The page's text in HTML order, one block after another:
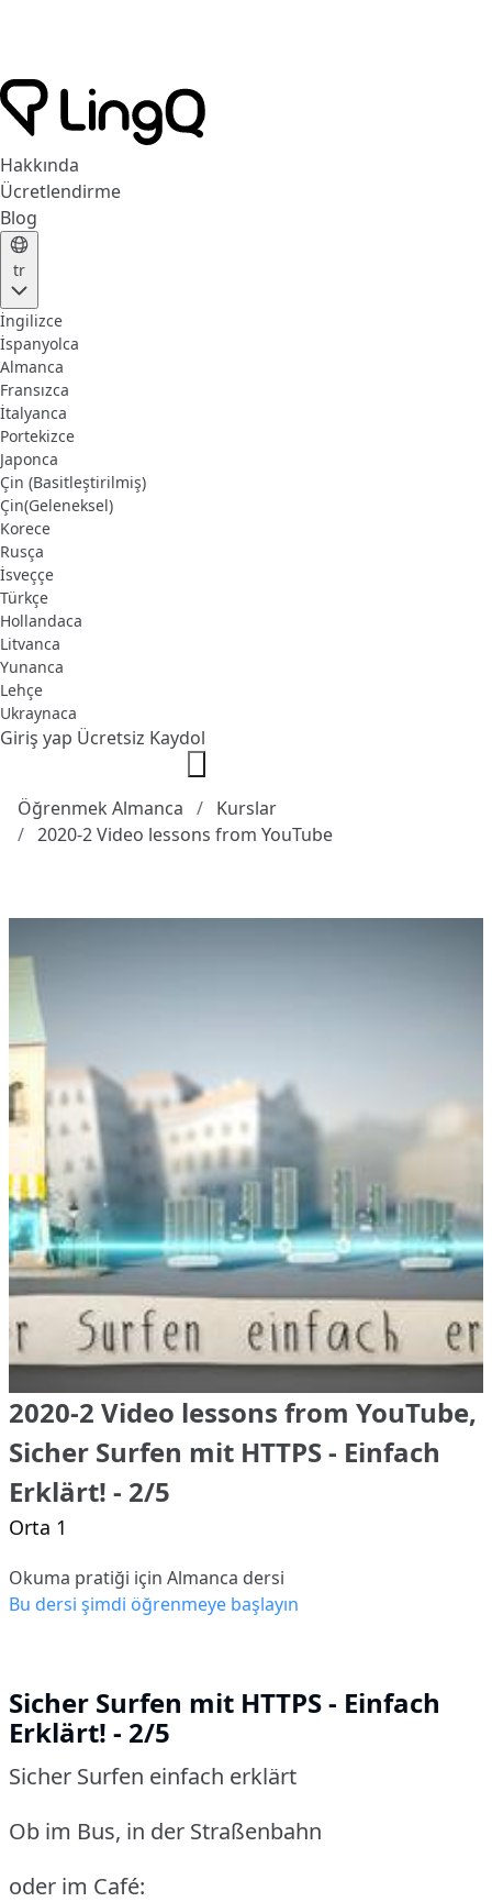
Hakkında
Ücretlendirme
Blog
tr
İngilizce
İspanyolca
Almanca
Fransızca
İtalyanca
Portekizce
Japonca
Çin (Basitleştirilmiş)
Çin(Geleneksel)
Korece
Rusça
İsveççe
Türkçe
Hollandaca
Litvanca
Yunanca
Lehçe
Ukraynaca
Giriş yap Ücretsiz Kaydol
Öğrenmek Almanca
Kurslar
2020-2 Video lessons from YouTube
2020-2 Video lessons from YouTube,
Sicher Surfen mit HTTPS - Einfach
Erklärt! - 2/5
Orta 1
Okuma pratiği için Almanca dersi
Bu dersi şimdi öğrenmeye başlayın
Sicher Surfen mit HTTPS - Einfach
Erklärt! - 2/5
Sicher Surfen einfach erklärt
Ob im Bus, in der Straßenbahn
oder im Café: